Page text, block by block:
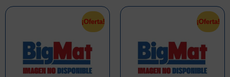
¡Oferta! ¡Oferta!